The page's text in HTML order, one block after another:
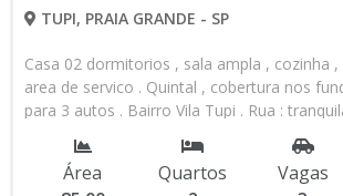
TUPI, PRAIA GRANDE - SP
Casa 02 dormitorios , sala ampla , cozinha
area de servico . Quintal , cobertura nos
para 3 autos . Bairro Vila Tupi . Rua :
moradores fixos .. Proximo a escolas ,
em geral .
Área
Quartos
Vagas